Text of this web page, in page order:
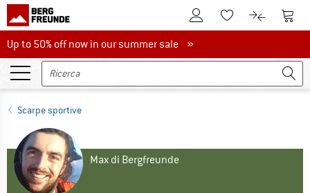
Al conto clienteAlla lista
Al Al
Up to 50% off now in our summer sale
Up to 50% off now in our summer sale »
Scarpe sportive
Max di Bergfreunde